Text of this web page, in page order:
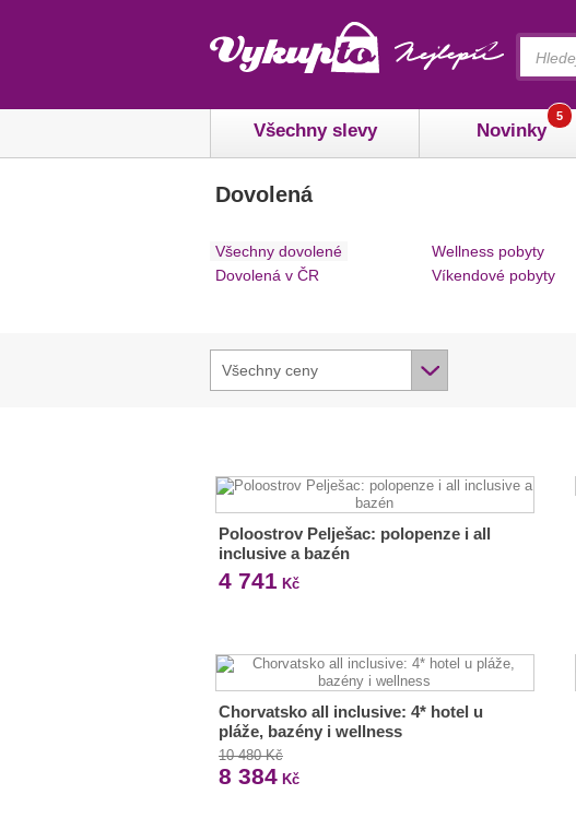
Všechny slevy Novinky
5
Dovolená
Všechny dovolené
Dovolená v ČR
Wellness pobyty
Víkendové pobyty
Všechny ceny
Poloostrov Pelješac: polopenze i all
inclusive a bazén
4 741 Kč
Chorvatsko all inclusive: 4* hotel u
pláže, bazény i wellness
10 480 Kč
8 384 Kč